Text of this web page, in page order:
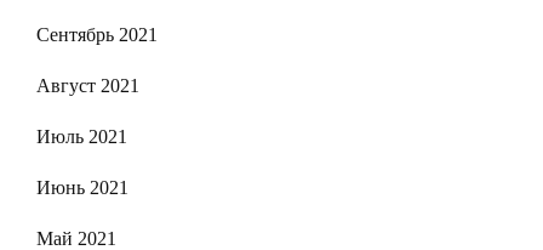
Сентябрь 2021
Август 2021
Июль 2021
Июнь 2021
Май 2021